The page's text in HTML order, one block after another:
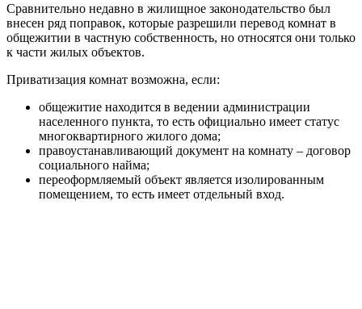
Сравнительно недавно в жилищное законодательство был
внесен ряд поправок, которые разрешили перевод комнат в
общежитии в частную собственность, но относятся они только
к части жилых объектов.
Приватизация комнат возможна, если:
общежитие находится в ведении администрации
населенного пункта, то есть официально имеет статус
многоквартирного жилого дома;
правоустанавливающий документ на комнату – договор
социального найма;
переоформляемый объект является изолированным
помещением, то есть имеет отдельный вход.